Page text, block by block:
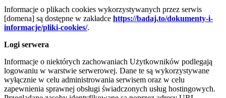
Informacje o plikach cookies wykorzystywanych przez serwis
[domena] są dostępne w zakładce https://badaj.to/dokumenty-i-
informacje/pliki-cookies/.
Logi serwera
Informacje o niektórych zachowaniach Użytkowników podlegają
logowaniu w warstwie serwerowej. Dane te są wykorzystywane
wyłącznie w celu administrowania serwisem oraz w celu
zapewnienia sprawnej obsługi świadczonych usług hostingowych.